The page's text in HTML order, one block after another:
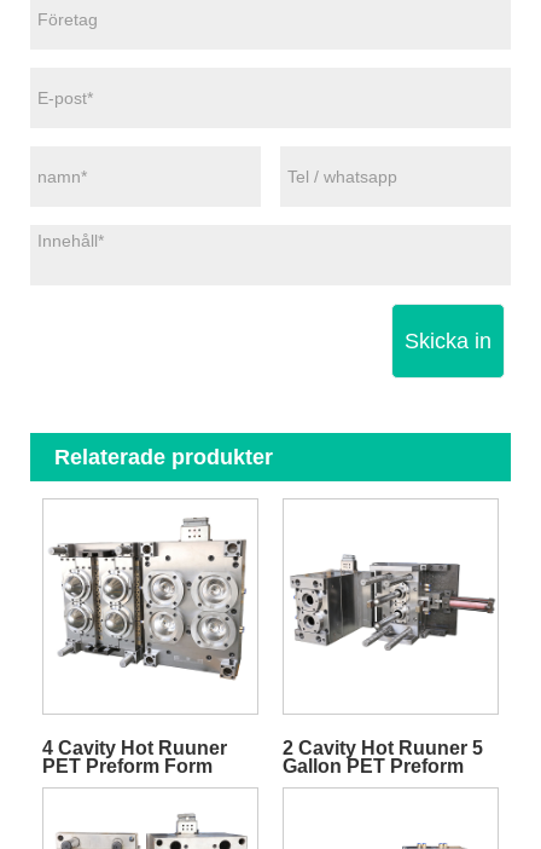
Skicka in
Relaterade produkter
4 Cavity Hot Ruuner
PET Preform Form
2 Cavity Hot Ruuner 5
Gallon PET Preform
Form